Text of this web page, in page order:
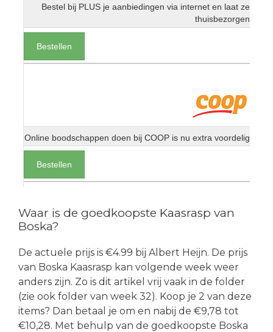
Bestel bij PLUS je aanbiedingen via internet en laat ze
thuisbezorgen
Bestellen
Online boodschappen doen bij COOP is nu extra voordelig
Bestellen
Waar is de goedkoopste Kaasrasp van
Boska?
De actuele prijs is €4.99 bij Albert Heijn. De prijs
van Boska Kaasrasp kan volgende week weer
anders zijn. Zo is dit artikel vrij vaak in de folder
(zie ook folder van week 32). Koop je 2 van deze
items? Dan betaal je om en nabij de €9,78 tot
€10,28. Met behulp van de goedkoopste Boska